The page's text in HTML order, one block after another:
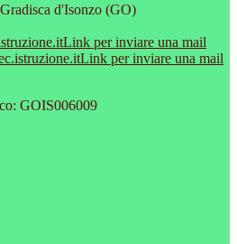
d'Isonzo (GO)
Link per inviare una mail
Link per inviare una mail
GOIS006009